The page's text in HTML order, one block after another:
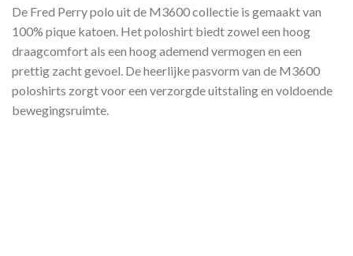
De Fred Perry polo uit de M3600 collectie is gemaakt van
100% pique katoen. Het poloshirt biedt zowel een hoog
draagcomfort als een hoog ademend vermogen en een
prettig zacht gevoel. De heerlijke pasvorm van de M3600
poloshirts zorgt voor een verzorgde uitstaling en voldoende
bewegingsruimte.